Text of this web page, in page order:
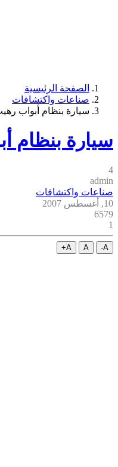
الصفحة الرئيسية
صناعات واكتشافات
سيارة بنظام أبواب
سيارة بنظام
4
admin
صناعات واكتشافات
10, أغسطس 2007
6579
1
A-
A
A+